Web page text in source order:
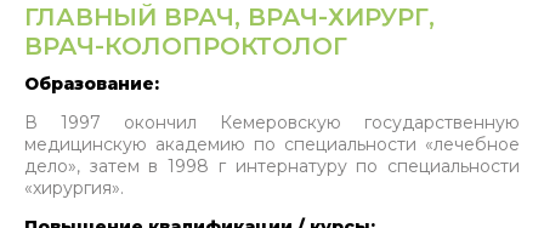
ГЛАВНЫЙ ВРАЧ, ВРАЧ-ХИРУРГ,
ВРАЧ-КОЛОПРОКТОЛОГ
Образование:
В 1997 окончил Кемеровскую государственную
медицинскую академию по специальности «лечебное
дело», затем в 1998 г интернатуру по специальности
«хирургия».